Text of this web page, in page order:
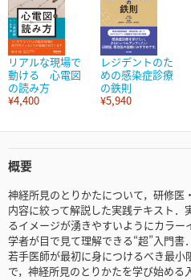
リアルな現場で
動ける 心電図
の読み方
¥4,400
レジデントのた
めの感染症診療
の鉄則
¥5,940
概要
神経所見のとりかたについて，研修医
内容に絞って解説した実践テキスト．
るイメージが湧きやすいようにカラ
学者が目で見て理解できる“超”入門
若手医師が最初に身につけるべき最小
で，神経所見のとりかたを学び始める